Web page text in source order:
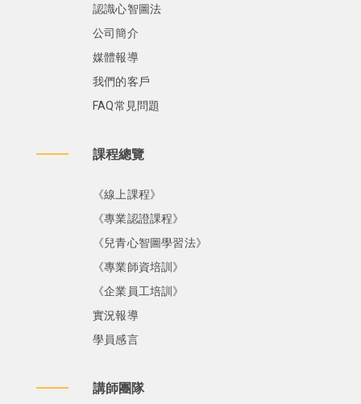
認識心智圖法
公司簡介
媒體報導
我們的客戶
FAQ常見問題
課程總覽
《線上課程》
《專業認證課程》
《兒青心智圖學習法》
《專業師資培訓》
《企業員工培訓》
實況報導
學員感言
講師團隊